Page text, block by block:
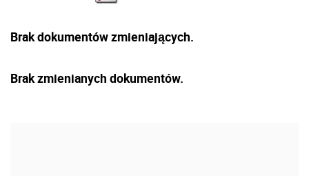
Brak dokumentów zmieniających.
Brak zmienianych dokumentów.